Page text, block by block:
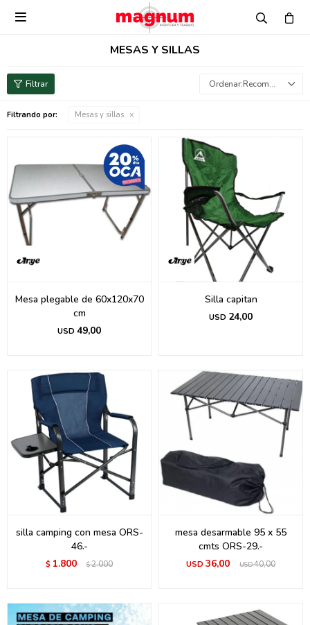

MESAS Y SILLAS
Recomendados
Filtrando por: Mesas y sillas
Mesa plegable de 60x120x70
cm
USD 49,00
Silla capitan
USD 24,00
silla camping con mesa ORS-
46.-
$ 1.800 $2.000
mesa desarmable 95 x 55
cmts ORS-29.-
USD 36,00 USD40,00